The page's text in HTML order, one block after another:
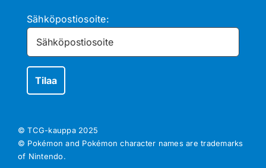
Sähköpostiosoite:
© TCG-kauppa 2025
© Pokémon and Pokémon character names are trademarks
of Nintendo.